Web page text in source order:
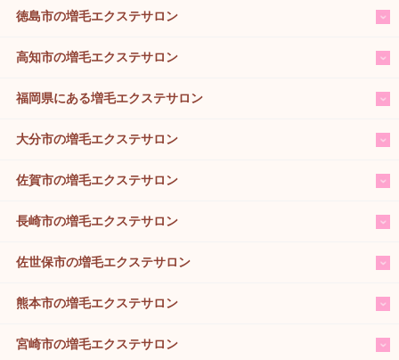
徳島市の増毛エクステサロン
高知市の増毛エクステサロン
福岡県にある増毛エクステサロン
大分市の増毛エクステサロン
佐賀市の増毛エクステサロン
長崎市の増毛エクステサロン
佐世保市の増毛エクステサロン
熊本市の増毛エクステサロン
宮崎市の増毛エクステサロン